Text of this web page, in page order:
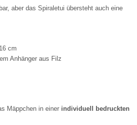
aber das Spiraletui übersteht auch eine
cm
Anhänger aus Filz
Mäppchen in einer individuell bedruckten